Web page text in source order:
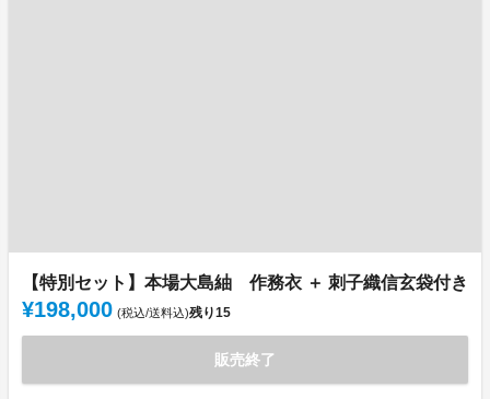
【特別セット】本場大島紬 作務衣 ＋ 刺子織信玄袋付き
¥198,000 (税込/送料込)残り15
販売終了